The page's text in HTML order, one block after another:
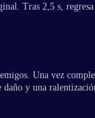
Tras 2,5 s,
Una vez
daño y una